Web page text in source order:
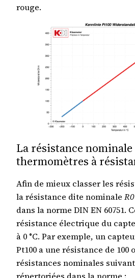
rouge.
La résistance nominale
thermomètres à
Afin de mieux classer les
la résistance dite nominale R0
dans la norme DIN EN 60751.
résistance électrique du
à 0 °C. Par exemple, un
Pt100 a une résistance de 100
résistances nominales